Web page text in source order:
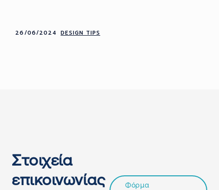
26/06/2024 DESIGN TIPS
Στοιχεία
επικοινωνίας
Φόρμα